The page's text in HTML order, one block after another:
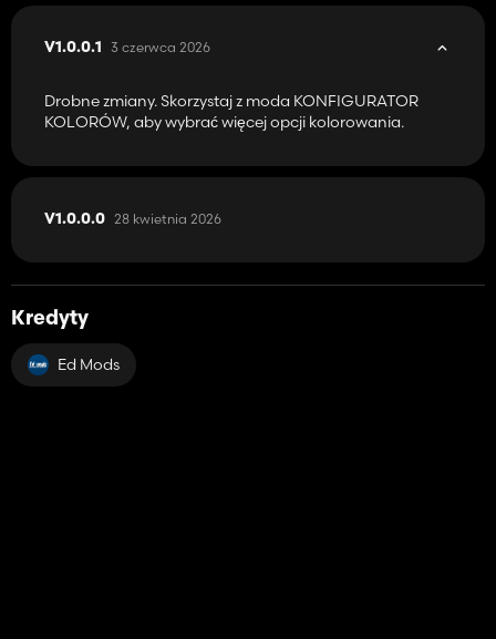
V1.0.0.1 3 czerwca 2026
Drobne zmiany. Skorzystaj z moda KONFIGURATOR
KOLORÓW, aby wybrać więcej opcji kolorowania.
V1.0.0.0 28 kwietnia 2026
Kredyty
Ed Mods